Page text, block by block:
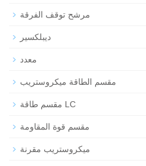
مرشح توقف الفرقة
ديبلكسير
معدد
مقسم الطاقة ميكروستريب
مقسم طاقة LC
مقسم قوة المقاومة
ميكروستريب مقرنة